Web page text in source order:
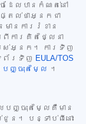
ែលបានកំណត់នៅ
តល់ថាអ្នកជា
ានការរំខាន
ារគិតថ្លៃនា
ស់អ្នក។ ការទិញ
ទំព័រទិញ EULA/TOS
ចុះតម្លៃ ។
បញ្ចុះតម្លៃគឺមាន
ន។ បន្ទាប់ពីនោះ